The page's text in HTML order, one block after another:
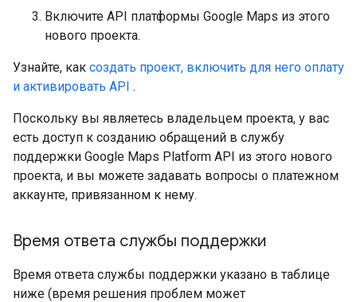
Включите API платформы Google Maps из этого
нового проекта.
Узнайте, как создать проект, включить для него оплату
и активировать API .
Поскольку вы являетесь владельцем проекта, у вас
есть доступ к созданию обращений в службу
поддержки Google Maps Platform API из этого нового
проекта, и вы можете задавать вопросы о платежном
аккаунте, привязанном к нему.
Время ответа службы поддержки
Время ответа службы поддержки указано в таблице
ниже (время решения проблем может